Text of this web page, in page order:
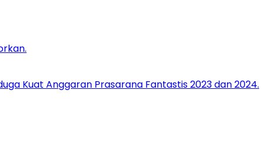
Kuat Anggaran Prasarana Fantastis 2023 dan 2024.